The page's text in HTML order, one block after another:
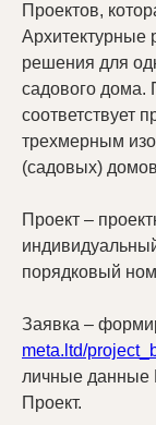
Проектов,
Архитектурные
решения для
садового дома.
соответствует
трехмерным
(садовых)
Проект –
порядковый
Заявка –
meta.ltd/
личные данные
Проект.